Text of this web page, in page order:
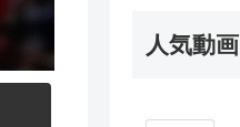
人気動画